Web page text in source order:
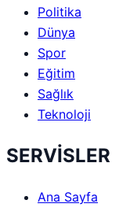
Politika
Dünya
Spor
Eğitim
Sağlık
Teknoloji
SERVİSLER
Ana Sayfa